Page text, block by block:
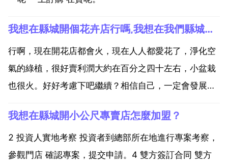
我想在縣城開個花卉店行嗎,我想在我們縣城開個買花卉的店！不知道得多少本錢！我用先去學習怎麼養各種花卉嗎？
行啊，現在開花店都會火，現在人人都愛花了，淨化空
氣的綠植，很好賣利潤大約在百分之四十左右，小盆栽
也很火。好好考慮下吧繼續？相信自己，一定會發展很
知道得多少本錢！我用先去學習怎麼養各種花卉嗎？其
實開花店主要你需要知道花的習性喜好特徵如 滿天星，
是多年生...
我想在縣城開小公尺專賣店怎麼加盟？
2 投資人實地考察 投資者到總部所在地進行專案考察，
參觀門店 確認專案，提交申請。4 雙方簽訂合同 雙方